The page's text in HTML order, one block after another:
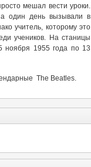
мешал вести уроки.
один день вызывали в
учитель, которому это
учеников. На станицы
ноября 1955 года по 13
The Beatles.